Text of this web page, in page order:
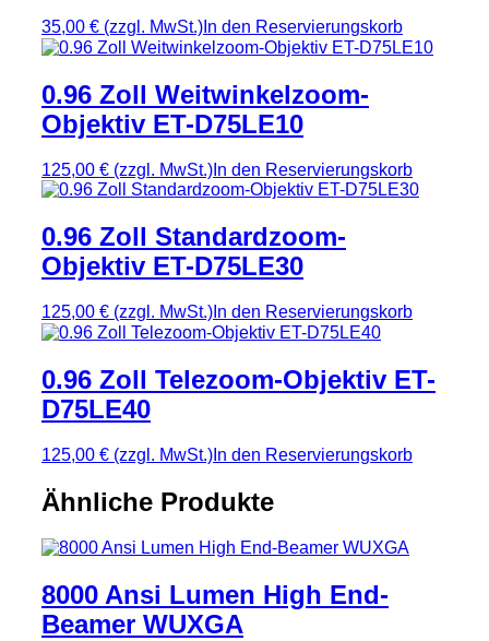
35,00 € (zzgl. MwSt.) In den Reservierungskorb
0.96 Zoll Weitwinkelzoom-
Objektiv ET-D75LE10
125,00 € (zzgl. MwSt.) In den Reservierungskorb
0.96 Zoll Standardzoom-
Objektiv ET-D75LE30
125,00 € (zzgl. MwSt.) In den Reservierungskorb
0.96 Zoll Telezoom-Objektiv ET-
D75LE40
125,00 € (zzgl. MwSt.) In den Reservierungskorb
Ähnliche Produkte
8000 Ansi Lumen High End-
Beamer WUXGA